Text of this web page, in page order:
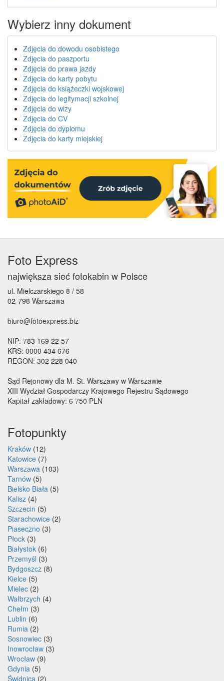
Wybierz inny dokument
Zdjęcia do dowodu osobistego
Zdjęcia do paszportu
Zdjęcia do prawa jazdy
Zdjęcia do karty pobytu
Zdjęcia do książeczki wojskowej
Zdjęcia do legitymacji szkolnej
Zdjęcia do wizy
Zdjęcia do CV
Zdjęcia do dyplomu
Zdjęcia do karty miejskiej
Foto Express
największa sieć fotokabin w Polsce
ul. Mielczarskiego 8 / 58
02-798 Warszawa
biuro@fotoexpress.biz
NIP: 783 169 22 57
KRS: 0000 434 676
REGON: 302 228 040
Sąd Rejonowy dla M. St. Warszawy w Warszawie
XIII Wydział Gospodarczy Krajowego Rejestru Sądowego
Kapitał zakładowy: 6 750 PLN
Fotopunkty
Kraków (12)
Katowice (7)
Warszawa (103)
Tarnów (5)
Bielsko Biała (5)
Kalisz (4)
Szczecin (5)
Starachowice (2)
Piaseczno (3)
Płock (3)
Białystok (6)
Przemyśl (3)
Bydgoszcz (8)
Kielce (5)
Mielec (2)
Wałbrzych (4)
Chełm (3)
Lublin (6)
Rumia (2)
Sosnowiec (3)
Inowrocław (3)
Wrocław (9)
Gdynia (5)
Świdnica (2)